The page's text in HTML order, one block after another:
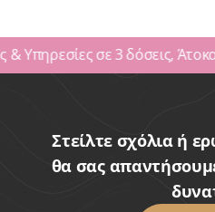
Υπηρεσίες σε 3 δόσεις, Άτοκα!
Στείλτε σχόλια ή
θα σας